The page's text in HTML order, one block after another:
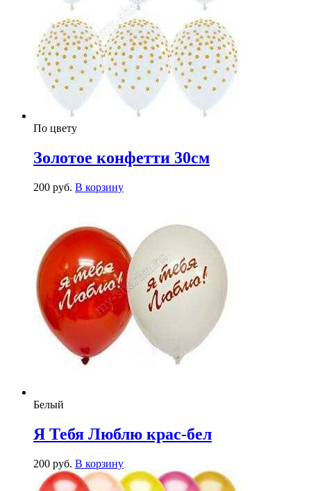
По цвету
Золотое конфетти 30см
200 руб. В корзину
Белый
Я Тебя Люблю крас-бел
200 руб. В корзину